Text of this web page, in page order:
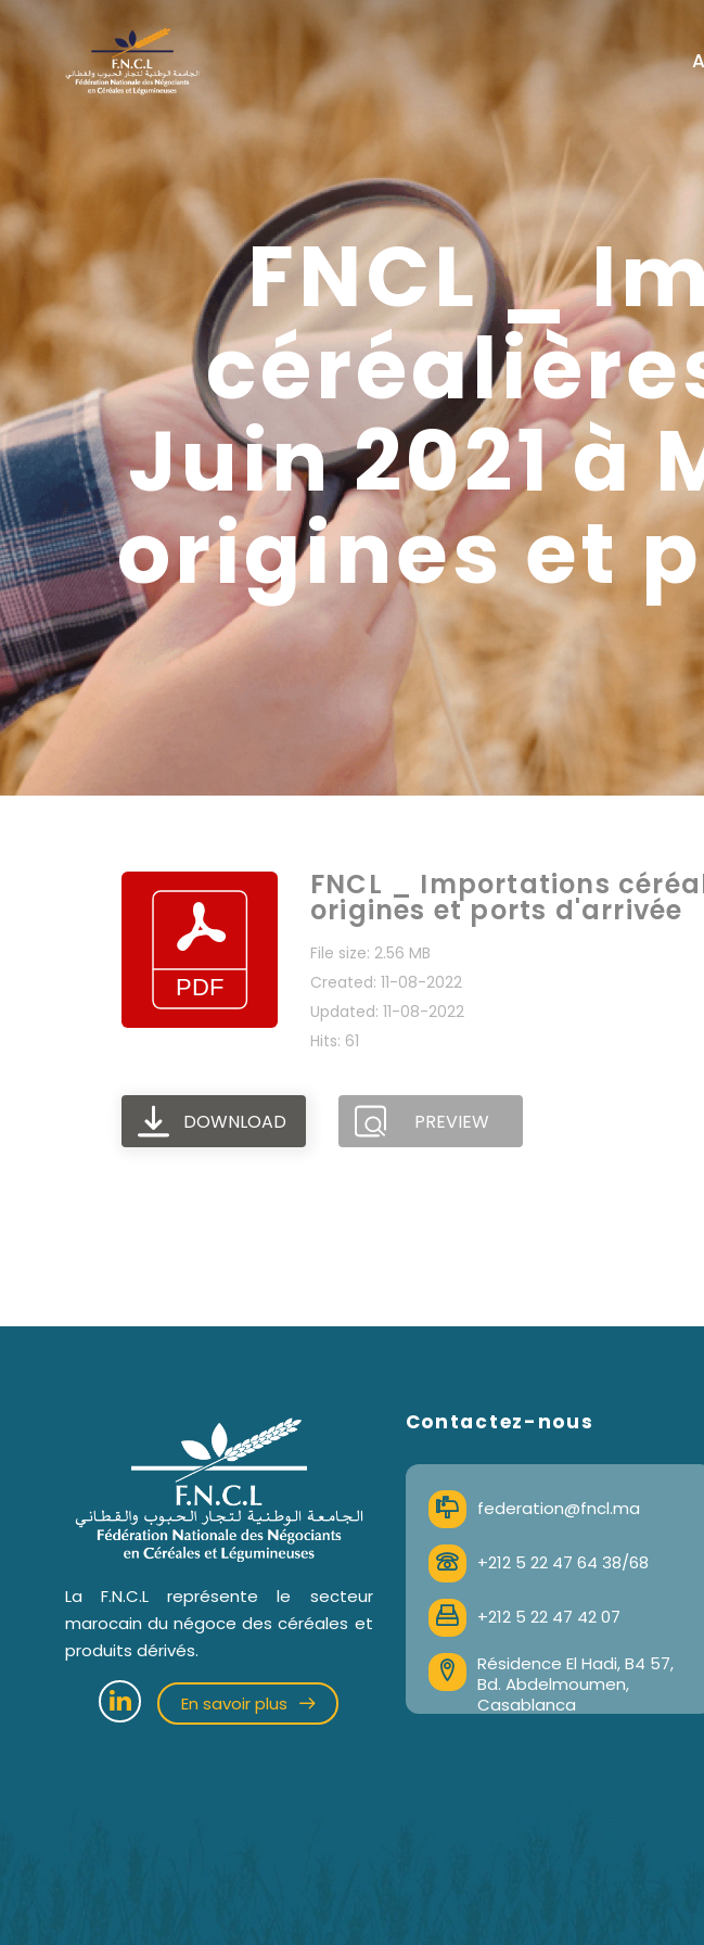
FNCL _
Juin 2021 à
origines et
FNCL _ Importations
origines et ports d'arrivée
File size: 2.56 MB
Created: 11-08-2022
Updated: 11-08-2022
Hits: 61
DOWNLOAD PREVIEW
La F.N.C.L représente le secteur
marocain du négoce des céréales et
produits dérivés.
En savoir plus
Contactez-nous
federation@fncl.ma
+212 5 22 47 64 38/68
+212 5 22 47 42 07
Résidence El Hadi, B4 57,
Bd. Abdelmoumen,
Casablanca